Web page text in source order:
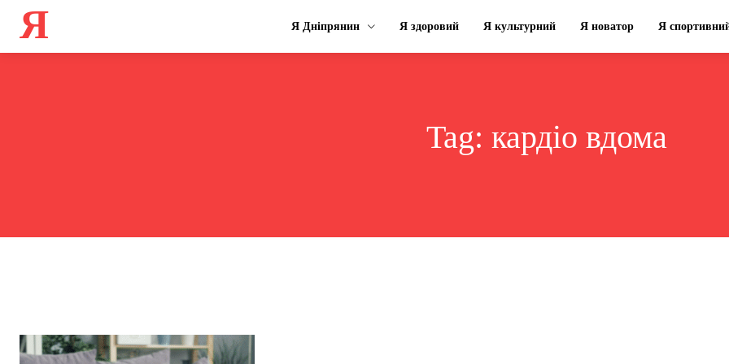
Я Я Дніпрянин Я здоровий Я культурний Я новатор Я
Tag: кардіо вдома